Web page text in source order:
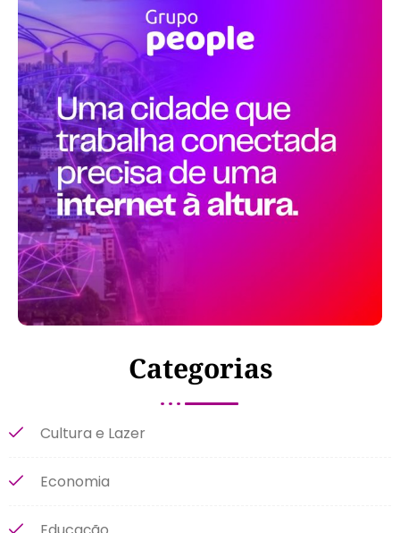
Categorias
Cultura e Lazer
Economia